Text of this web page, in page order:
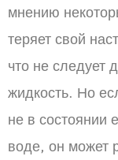
мнению
теряет свой
что не следует
жидкость. Но
не в состоянии
воде, он может